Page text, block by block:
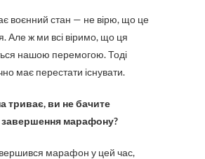
воєнний стан — не вірю, що це
Але ж ми всі віримо, що ця
нашою перемогою. Тоді
має перестати існувати.
триває, ви не бачите
завершення марафону?
марафон у цей час,